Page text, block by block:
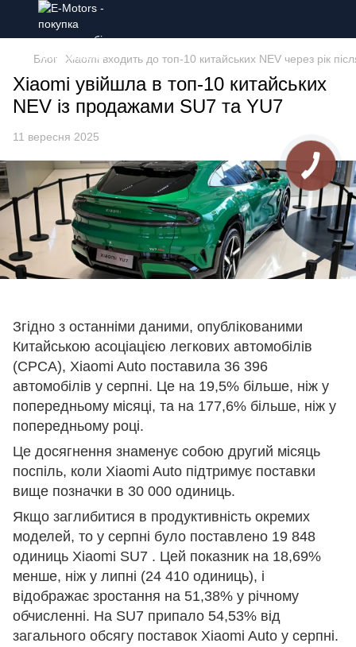
Блог Xiaomi входить до топ-10 китайських NEV через рік
Xiaomi увійшла в топ-10 китайських
NEV із продажами SU7 та YU7
11 вересня 2025
Згідно з останніми даними, опублікованими
Китайською асоціацією легкових автомобілів
(CPCA), Xiaomi Auto поставила 36 396
автомобілів у серпні. Це на 19,5% більше, ніж у
попередньому місяці, та на 177,6% більше, ніж у
попередньому році.
Це досягнення знаменує собою другий місяць
поспіль, коли Xiaomi Auto підтримує поставки
вище позначки в 30 000 одиниць.
Якщо заглибитися в продуктивність окремих
моделей, то у серпні було поставлено 19 848
одиниць Xiaomi SU7 . Цей показник на 18,69%
менше, ніж у липні (24 410 одиниць), і
відображає зростання на 51,38% у річному
обчисленні. На SU7 припало 54,53% від
загального обсягу поставок Xiaomi Auto у серпні.